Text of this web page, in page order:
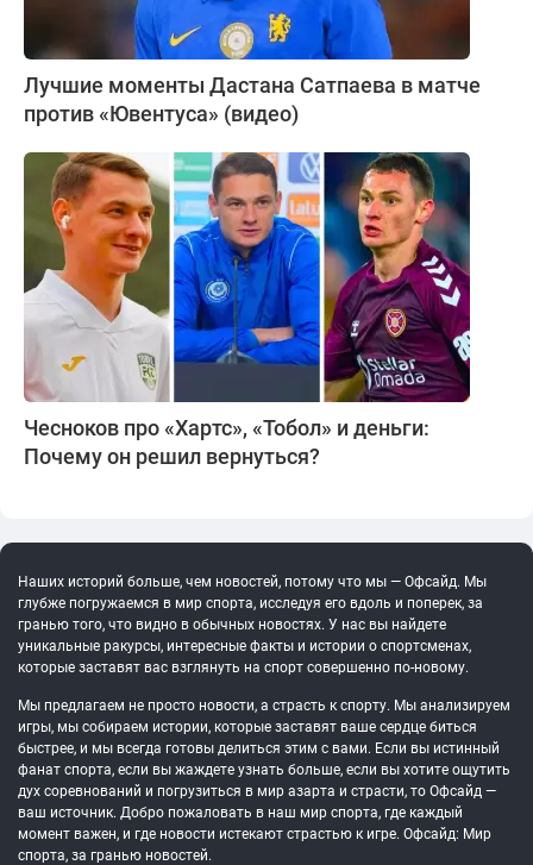
Лучшие моменты Дастана Сатпаева в матче
против «Ювентуса» (видео)
Чесноков про «Хартс», «Тобол» и деньги:
Почему он решил вернуться?
Наших историй больше, чем новостей, потому что мы — Офсайд. Мы
глубже погружаемся в мир спорта, исследуя его вдоль и поперек, за
гранью того, что видно в обычных новостях. У нас вы найдете
уникальные ракурсы, интересные факты и истории о спортсменах,
которые заставят вас взглянуть на спорт совершенно по-новому.
Мы предлагаем не просто новости, а страсть к спорту. Мы анализируем
игры, мы собираем истории, которые заставят ваше сердце биться
быстрее, и мы всегда готовы делиться этим с вами. Если вы истинный
фанат спорта, если вы жаждете узнать больше, если вы хотите ощутить
дух соревнований и погрузиться в мир азарта и страсти, то Офсайд —
ваш источник. Добро пожаловать в наш мир спорта, где каждый
момент важен, и где новости истекают страстью к игре. Офсайд: Мир
спорта, за гранью новостей.